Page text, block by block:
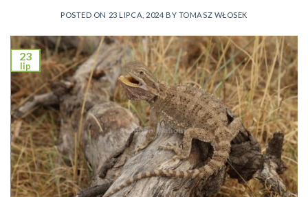
POSTED ON 23 LIPCA, 2024 BY TOMASZ WŁOSEK
23
lip